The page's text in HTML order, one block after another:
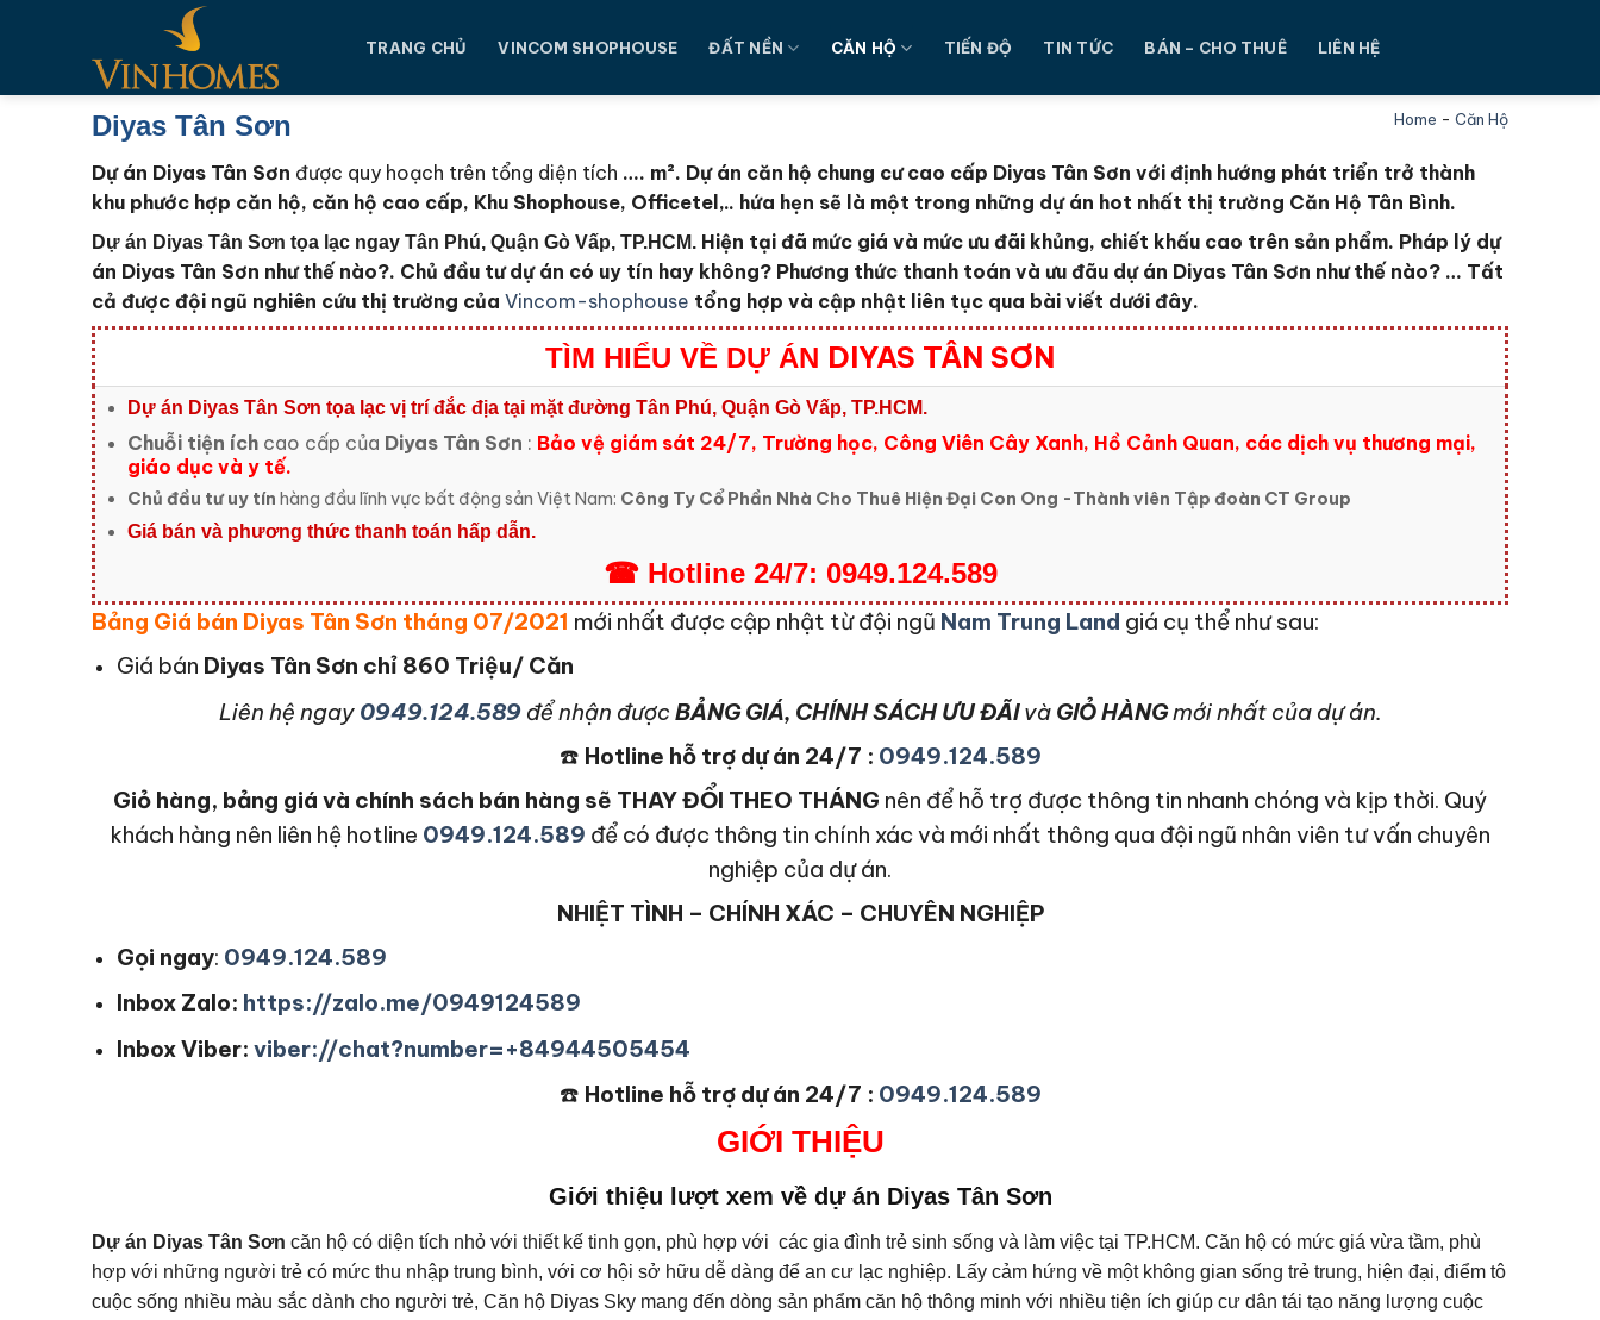
dung
TRANG CHỦ VINCOM SHOPHOUSE ĐẤT NỀN CĂN HỘ TIẾN ĐỘ TIN TỨC BÁN – CHO THUÊ LIÊN HỆ
Diyas Tân Sơn Home - Căn Hộ
Dự án Diyas Tân Sơn được quy hoạch trên tổng diện tích …. m². Dự án căn hộ chung cư cao cấp Diyas Tân Sơn với định hướng phát triển trở thành
khu phước hợp căn hộ, căn hộ cao cấp, Khu Shophouse, Officetel,.. hứa hẹn sẽ là một trong những dự án hot nhất thị trường Căn Hộ Tân Bình.
Dự án Diyas Tân Sơn tọa lạc ngay Tân Phú, Quận Gò Vấp, TP.HCM. Hiện tại đã mức giá và mức ưu đãi khủng, chiết khấu cao trên sản phẩm. Pháp lý dự
án Diyas Tân Sơn như thế nào?. Chủ đầu tư dự án có uy tín hay không? Phương thức thanh toán và ưu đãu dự án Diyas Tân Sơn như thế nào? … Tất
cả được đội ngũ nghiên cứu thị trường của Vincom-shophouse tổng hợp và cập nhật liên tục qua bài viết dưới đây.
TÌM HIỂU VỀ DỰ ÁN DIYAS TÂN SƠN
Dự án Diyas Tân Sơn tọa lạc vị trí đắc địa tại mặt đường Tân Phú, Quận Gò Vấp, TP.HCM.
Chuỗi tiện íchcao cấp của Diyas Tân Sơn : Bảo vệ giám sát 24/7, Trường học, Công Viên Cây Xanh, Hồ Cảnh Quan, các dịch vụ thương mại,
giáo dục và y tế.
Chủ đầu tư uy tín hàng đầu lĩnh vực bất động sản Việt Nam: Công Ty Cổ Phần Nhà Cho Thuê Hiện Đại Con Ong -Thành viên Tập đoàn CT Group
Giá bán và phương thức thanh toán hấp dẫn.
☎ Hotline 24/7: 0949.124.589
Bảng Giá bán Diyas Tân Sơn tháng 07/2021 mới nhất được cập nhật từ đội ngũ Nam Trung Land giá cụ thể như sau:
Giá bán Diyas Tân Sơn chỉ 860 Triệu/ Căn
Liên hệ ngay 0949.124.589để nhận được BẢNG GIÁ, CHÍNH SÁCH ƯU ĐÃIvàGIỎ HÀNGmới nhất của dự án.
☎️ Hotline hỗ trợ dự án 24/7 : 0949.124.589
Giỏ hàng, bảng giá và chính sách bán hàng sẽ THAY ĐỔI THEO THÁNG nên để hỗ trợ được thông tin nhanh chóng và kịp thời. Quý
khách hàng nên liên hệ hotline 0949.124.589 để có được thông tin chính xác và mới nhất thông qua đội ngũ nhân viên tư vấn chuyên
nghiệp của dự án.
NHIỆT TÌNH – CHÍNH XÁC – CHUYÊN NGHIỆP
Gọi ngay: 0949.124.589
Inbox Zalo: https://zalo.me/0949124589
Inbox Viber: viber://chat?number=+84944505454
☎️ Hotline hỗ trợ dự án 24/7 : 0949.124.589
GIỚI THIỆU
Giới thiệu lượt xem về dự án Diyas Tân Sơn
Dự án Diyas Tân Sơn căn hộ có diện tích nhỏ với thiết kế tinh gọn, phù hợp với các gia đình trẻ sinh sống và làm việc tại TP.HCM. Căn hộ có mức giá vừa tầm, phù
hợp với những người trẻ có mức thu nhập trung bình, với cơ hội sở hữu dễ dàng để an cư lạc nghiệp. Lấy cảm hứng về một không gian sống trẻ trung, hiện đại, điểm tô
cuộc sống nhiều màu sắc dành cho người trẻ, Căn hộ Diyas Sky mang đến dòng sản phẩm căn hộ thông minh với nhiều tiện ích giúp cư dân tái tạo năng lượng cuộc